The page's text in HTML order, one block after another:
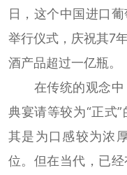
日，这个中国进口
举行仪式，庆祝其7
酒产品超过一亿瓶。
在传统的观念中
典宴请等较为“正式
其是为口感较为浓
位。但在当代，已